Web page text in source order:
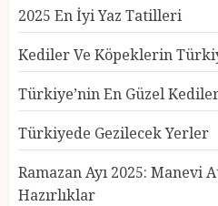
2025 En İyi Yaz Tatilleri
Kediler Ve Köpeklerin
Türkiye’nin En Güzel
Türkiyede Gezilecek Yerler
Ramazan Ayı 2025: Manevi
Hazırlıklar
Seçildi
12